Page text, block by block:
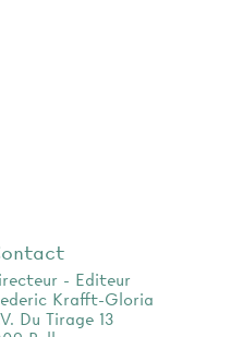
- Editeur
Krafft-Gloria
Du Tirage 13